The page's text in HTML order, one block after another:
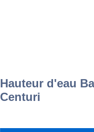
Hauteur d'eau
Centuri